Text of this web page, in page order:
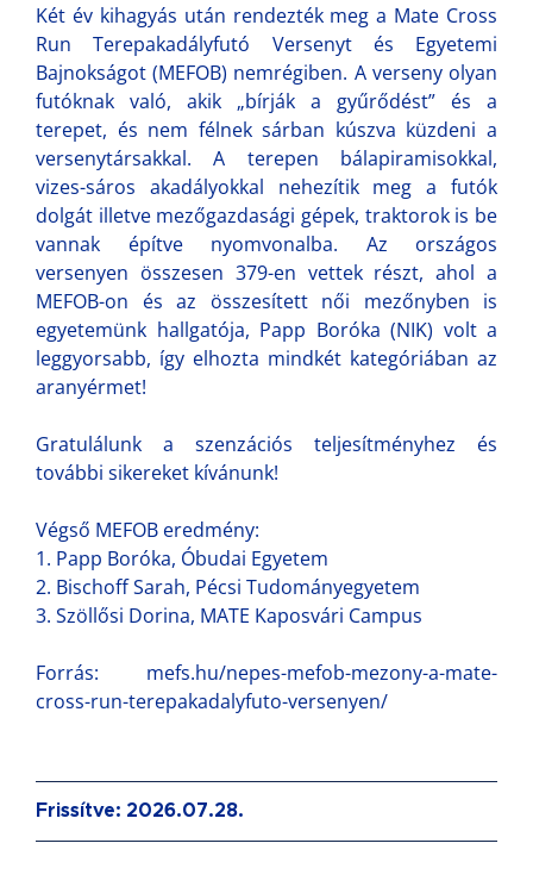
Két év kihagyás után rendezték meg a Mate Cross
Run Terepakadályfutó Versenyt és Egyetemi
Bajnokságot (MEFOB) nemrégiben. A verseny olyan
futóknak való, akik „bírják a gyűrődést” és a
terepet, és nem félnek sárban kúszva küzdeni a
versenytársakkal. A terepen bálapiramisokkal,
vizes-sáros akadályokkal nehezítik meg a futók
dolgát illetve mezőgazdasági gépek, traktorok is be
vannak építve nyomvonalba. Az országos
versenyen összesen 379-en vettek részt, ahol a
MEFOB-on és az összesített női mezőnyben is
egyetemünk hallgatója, Papp Boróka (NIK) volt a
leggyorsabb, így elhozta mindkét kategóriában az
aranyérmet!
Gratulálunk a szenzációs teljesítményhez és
további sikereket kívánunk!
Végső MEFOB eredmény:
1. Papp Boróka, Óbudai Egyetem
2. Bischoff Sarah, Pécsi Tudományegyetem
3. Szöllősi Dorina, MATE Kaposvári Campus
Forrás: mefs.hu/nepes-mefob-mezony-a-mate-
cross-run-terepakadalyfuto-versenyen/
Frissítve: 2026.07.28.